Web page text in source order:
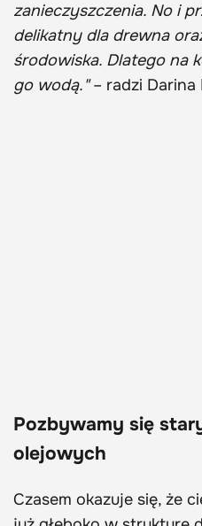
zanieczyszczenia. No i
delikatny dla drewna
środowiska. Dlatego na
go wodą."– radzi Darina
Pozbywamy się
olejowych
Czasem okazuje się, że